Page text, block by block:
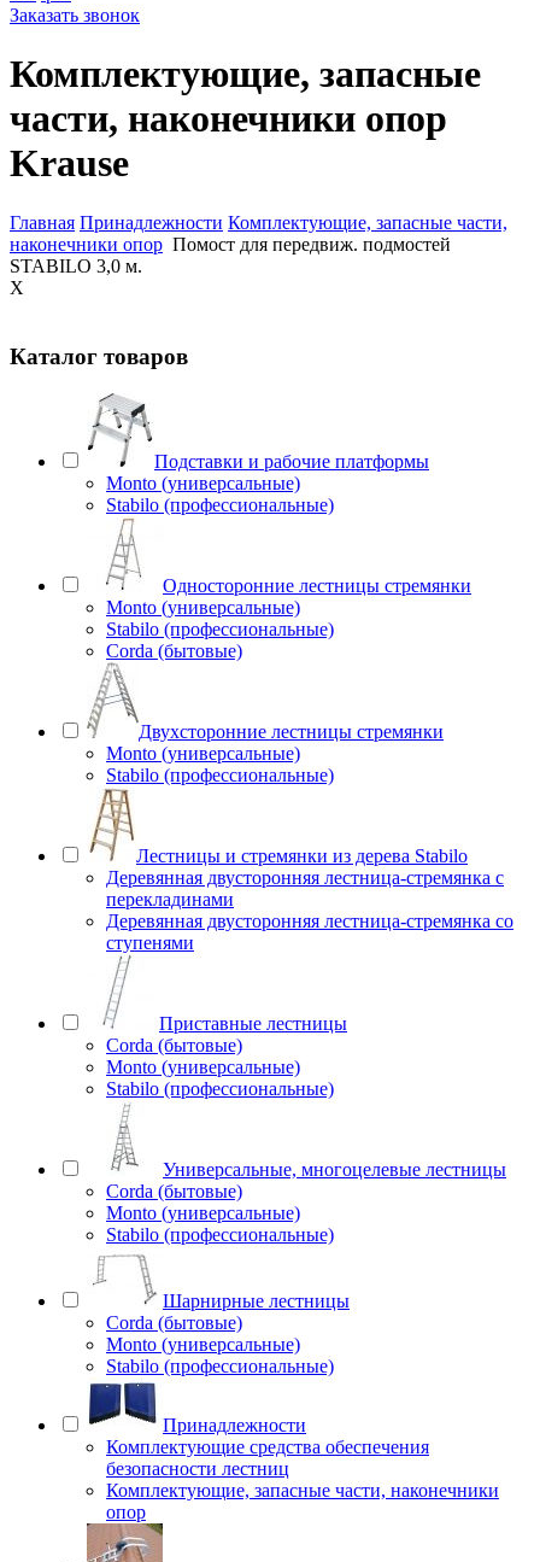
Заказать звонок
Комплектующие, запасные
части, наконечники опор
Krause
Главная Принадлежности Комплектующие, запасные части,
наконечники опор Помост для передвиж. подмостей
STABILO 3,0 м.
X
Каталог товаров
Подставки и рабочие платформы
Monto (универсальные)
Stabilo (профессиональные)
Односторонние лестницы стремянки
Monto (универсальные)
Stabilo (профессиональные)
Corda (бытовые)
Двухсторонние лестницы стремянки
Monto (универсальные)
Stabilo (профессиональные)
Лестницы и стремянки из дерева Stabilo
Деревянная двусторонняя лестница-стремянка с
перекладинами
Деревянная двусторонняя лестница-стремянка со
ступенями
Приставные лестницы
Corda (бытовые)
Monto (универсальные)
Stabilo (профессиональные)
Универсальные, многоцелевые лестницы
Corda (бытовые)
Monto (универсальные)
Stabilo (профессиональные)
Шарнирные лестницы
Corda (бытовые)
Monto (универсальные)
Stabilo (профессиональные)
Принадлежности
Комплектующие средства обеспечения
безопасности лестниц
Комплектующие, запасные части, наконечники
опор